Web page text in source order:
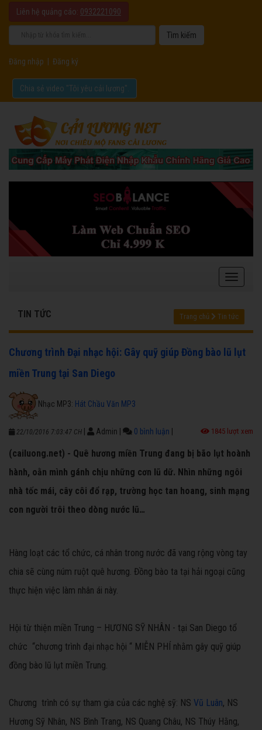
Liên hệ quảng cáo: 0932221090
Đăng nhập Đăng ký
Chia sẻ video "Tôi yêu cải lương".
TIN TỨC Trang chủ Tin tức
Chương trình Đại nhạc hội: Gây quỹ giúp Đồng bào lũ lụt
miền Trung tại San Diego
Nhạc MP3: Hát Chầu Văn MP3
22/10/2016 7:03:47 CH Admin 0 bình luận 1845 lượt xem
(cailuong.net) - Quê hương miền Trung đang bị bão lụt hoành
hành, oằn mình gánh chịu những cơn lũ dữ. Nhìn những ngôi
nhà tốc mái, cây côi đổ rạp, trường học tan hoang, sinh mạng
con người trôi theo dòng nước lũ…
Hàng loạt các tổ chức, cá nhân trong nước đã vang rộng vòng tay
chia sẽ cùng núm ruột quê hương. Đồng bào ta tại hải ngoại cũng
thực hiện việc làm nhân ái này.
Hội từ thiện miền Trung – HƯƠNG SỸ NHÂN - tại San Diego tổ
chức “chương trình đại nhạc hội “ MIỄN PHÍ nhằm gây quỹ giúp
đồng bào lũ lụt miền Trung.
Chương trình có sự tham gia của các nghệ sỹ: NS Vũ Luân, NS
Hương Sỹ Nhân, NS Bình Trang, NS Quang Châu, NS Thúy Hằng,